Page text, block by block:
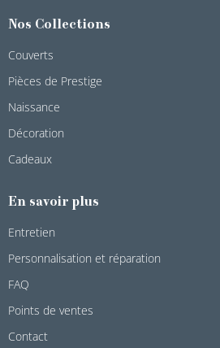
Nos Collections
Couverts
Pièces de Prestige
Naissance
Décoration
Cadeaux
En savoir plus
Entretien
Personnalisation et réparation
FAQ
Points de ventes
Contact